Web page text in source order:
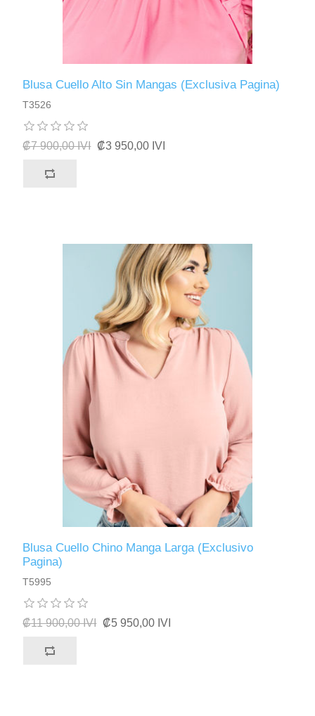
Blusa Cuello Alto Sin Mangas (Exclusiva Pagina)
T3526
₡7 900,00 IVI ₡3 950,00 IVI
Blusa Cuello Chino Manga Larga (Exclusivo
Pagina)
T5995
₡11 900,00 IVI ₡5 950,00 IVI